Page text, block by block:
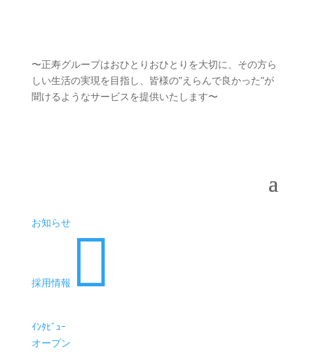
〜正寿グループはおひとりおひとりを大切に、その方ら
しい生活の実現を目指し、皆様の”えらんで良かった”が
聞けるようなサービスを提供いたします〜
お知らせ
採用情報 
ｲﾝﾀﾋﾞｭｰ
オープン